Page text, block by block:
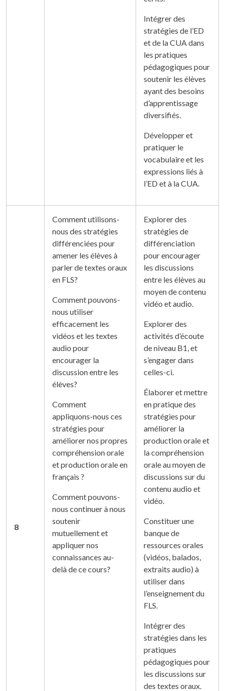
Intégrer des
stratégies de l’ED
et de la CUA dans
les pratiques
pédagogiques pour
soutenir les élèves
ayant des besoins
d’apprentissage
diversifiés.
Développer et
pratiquer le
vocabulaire et les
expressions liés à
l’ED et à la CUA.
8
Comment utilisons-
nous des stratégies
différenciées pour
amener les élèves à
parler de textes oraux
en FLS?
Comment pouvons-
nous utiliser
efficacement les
vidéos et les textes
audio pour
encourager la
discussion entre les
élèves?
Comment
appliquons-nous ces
stratégies pour
améliorer nos propres
compréhension orale
et production orale en
français ?
Comment pouvons-
nous continuer à nous
soutenir
mutuellement et
appliquer nos
connaissances au-
delà de ce cours?
Explorer des
stratégies de
différenciation
pour encourager
les discussions
entre les élèves au
moyen de contenu
vidéo et audio.
Explorer des
activités d’écoute
de niveau B1, et
s’engager dans
celles-ci.
Élaborer et mettre
en pratique des
stratégies pour
améliorer la
production orale et
la compréhension
orale au moyen de
discussions sur du
contenu audio et
vidéo.
Constituer une
banque de
ressources orales
(vidéos, balados,
extraits audio) à
utiliser dans
l’enseignement du
FLS.
Intégrer des
stratégies dans les
pratiques
pédagogiques pour
les discussions sur
des textes oraux.